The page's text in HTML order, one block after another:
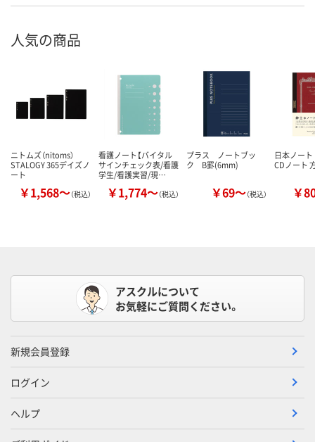
人気の商品
ニトムズ（nitoms）
STALOGY 365デイズノ
ート
￥1,568～（税込）
看護ノート【バイタル
サインチェック表/看護
学生/看護実習/現…
￥1,774～（税込）
プラス ノートブッ
ク B罫(6mm)
￥69～（税込）
日本ノー
CDノート
￥
アスクルについて
お気軽にご質問ください。
新規会員登録
ログイン
ヘルプ